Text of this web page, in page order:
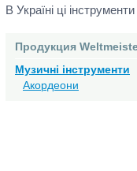
В Україні ці
Продукция
Музичні інструменти
Акордеони